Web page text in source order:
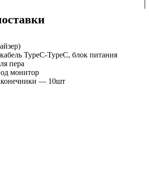
TypeC-TypeC, блок питания
пера
монитор
— 10шт